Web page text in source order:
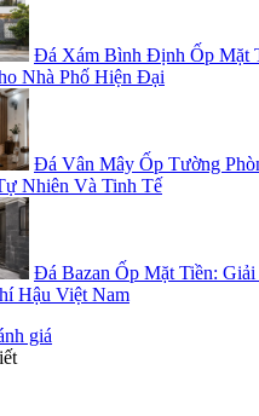
Đá Xám Bình Định Ốp Mặt
Nhà Phố Hiện Đại
Đá Vân Mây Ốp Tường
Nhiên Và Tinh Tế
Đá Bazan Ốp Mặt Tiền:
Hậu Việt Nam
giá